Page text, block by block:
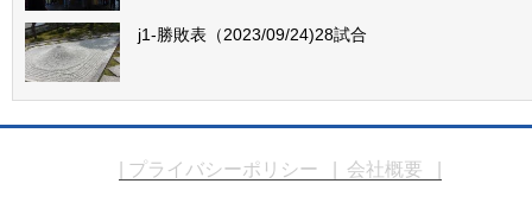
j1-勝敗表（2023/09/24)28試合
| プライバシーポリシー
| 会社概要 |